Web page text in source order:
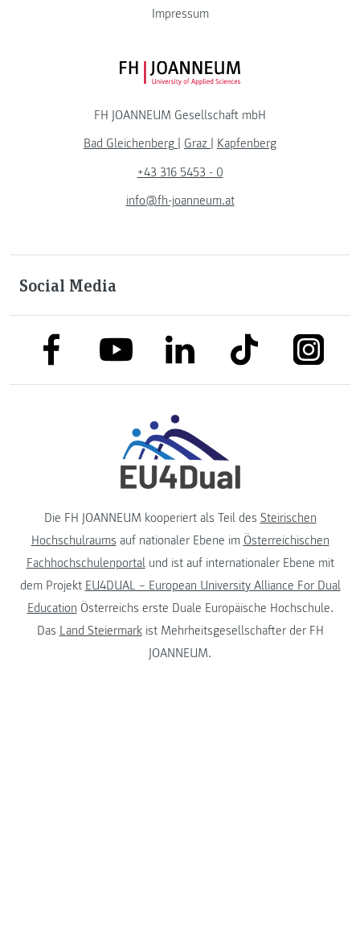
Impressum
FH JOANNEUM Logo
FH JOANNEUM Gesellschaft mbH
Bad Gleichenberg
Graz
Kapfenberg
+43 316 5453 - 0
info@fh-joanneum.at
Social Media
link to facebooklink to youtubelink to linkedinlink to tiktok
Die FH JOANNEUM kooperiert als Teil des Steirischen
Hochschulraums auf nationaler Ebene im Österreichischen
Fachhochschulenportalund ist auf internationaler Ebene mit
dem Projekt EU4DUAL – European University Alliance For Dual
Education Österreichs erste Duale Europäische Hochschule.
Das Land Steiermarkist Mehrheitsgesellschafter der FH
JOANNEUM.